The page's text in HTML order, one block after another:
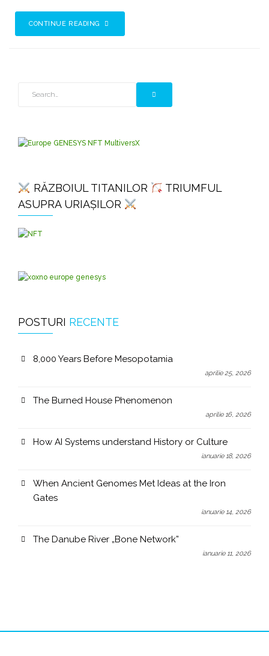
CONTINUE READING
RĂZBOIUL TITANILOR
TRIUMFUL
ASUPRA URIAȘILOR
POSTURI RECENTE
8,000 Years Before Mesopotamia
aprilie 25, 2026
The Burned House Phenomenon
aprilie 16, 2026
How AI Systems understand History or Culture
ianuarie 18, 2026
When Ancient Genomes Met Ideas at the Iron
Gates
ianuarie 14, 2026
The Danube River „Bone Network”
ianuarie 11, 2026